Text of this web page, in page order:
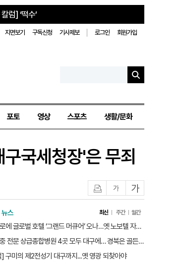
럼] ‘떡수’
지면보기 구독신청 기사제보 로그인 회원가입
포토 영상 스포츠 생활/문화
국세청장'은 무죄
글자작게글자크게
뉴스 최신 주간 월간
동성로에 글로벌 호텔 ‘그랜드 머큐어’ 오나…옛 노보텔 자리 사무실 개설
뇌졸중 전문 상급종합병원 4곳 모두 대구에… 경북은 골든타임 사각지대
구미의 제2전성기 대구까지...옛 영광 되찾아야